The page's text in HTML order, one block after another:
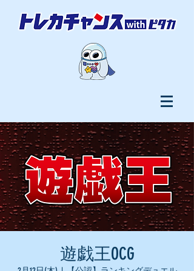
遊戯王OCG